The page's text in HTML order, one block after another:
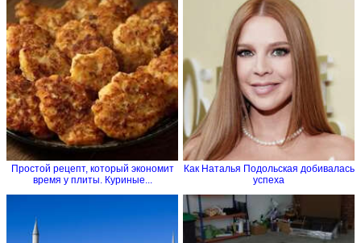
Простой рецепт, который экономит
время у плиты. Куриные...
Как Наталья Подольская добивалась
успеха